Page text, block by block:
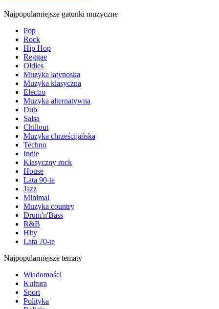
Najpopularniejsze gatunki muzyczne
Pop
Rock
Hip Hop
Reggae
Oldies
Muzyka latynoska
Muzyka klasyczna
Electro
Muzyka alternatywna
Dub
Salsa
Chillout
Muzyka chrześcijańska
Techno
Indie
Klasyczny rock
House
Lata 90-te
Jazz
Minimal
Muzyka country
Drum'n'Bass
R&B
Hity
Lata 70-te
Najpopularniejsze tematy
Wiadomości
Kultura
Sport
Polityka